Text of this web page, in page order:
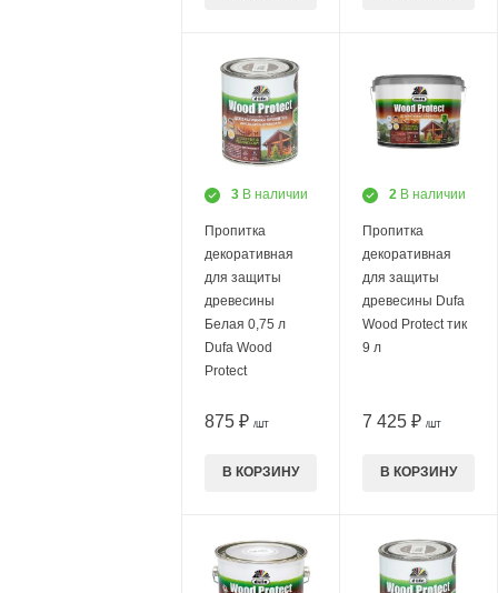
3 В наличии
Пропитка
декоративная
для защиты
древесины
Белая 0,75 л
Dufa Wood
Protect
875 ₽ /ШТ
В КОРЗИНУ
2 В наличии
Пропитка
декоративная
для защиты
древесины Dufa
Wood Protect тик
9 л
7 425 ₽ /ШТ
В КОРЗИНУ